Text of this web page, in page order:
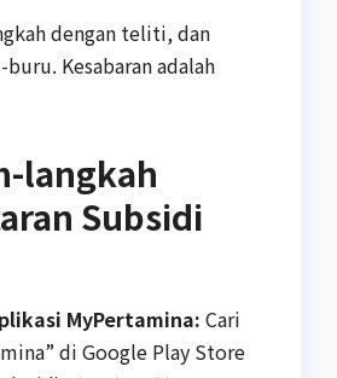
dengan teliti, dan
Kesabaran adalah
langkah
Subsidi
MyPertamina: Cari
di Google Play Store